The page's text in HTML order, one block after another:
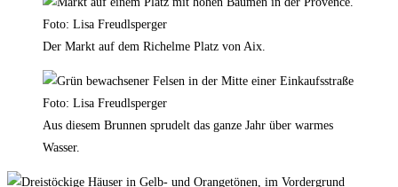
Der Markt auf dem Richelme Platz von Aix.
Aus diesem Brunnen sprudelt das ganze Jahr über warmes
Wasser.